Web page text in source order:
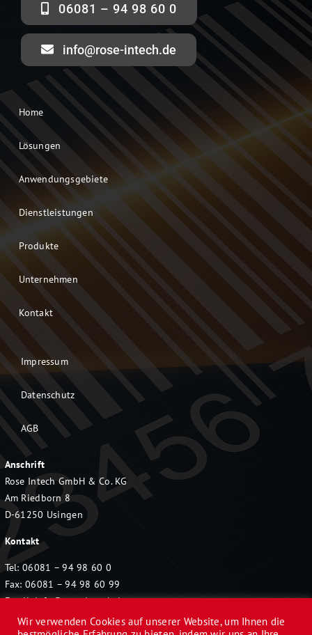
06081 – 94 98 60 0
info@rose-intech.de
Home
Lösungen
Anwendungsgebiete
Dienstleistungen
Produkte
Unternehmen
Kontakt
Impressum
Datenschutz
AGB
Anschrift
Rose Intech GmbH & Co. KG
Am Riedborn 8
D-61250 Usingen
Kontakt
Tel: 06081 – 94 98 60 0
Fax: 06081 – 94 98 60 99
Email:info@rose-intech.de
Wir verwenden Cookies auf unserer Website, um Ihnen die